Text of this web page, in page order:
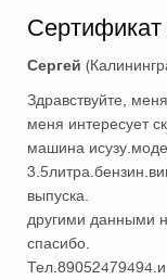
Сергей
Здравствуйте,
меня интересует
машина
выпуска.
другими данными
спасибо.